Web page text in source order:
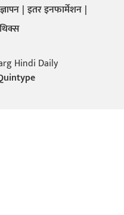
इतर इनफार्मेशन
Hindi Daily